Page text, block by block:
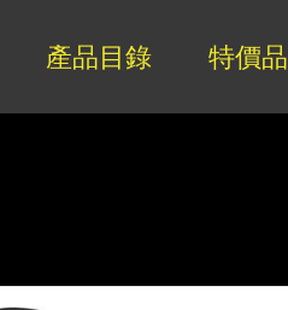
產品目錄 特價品